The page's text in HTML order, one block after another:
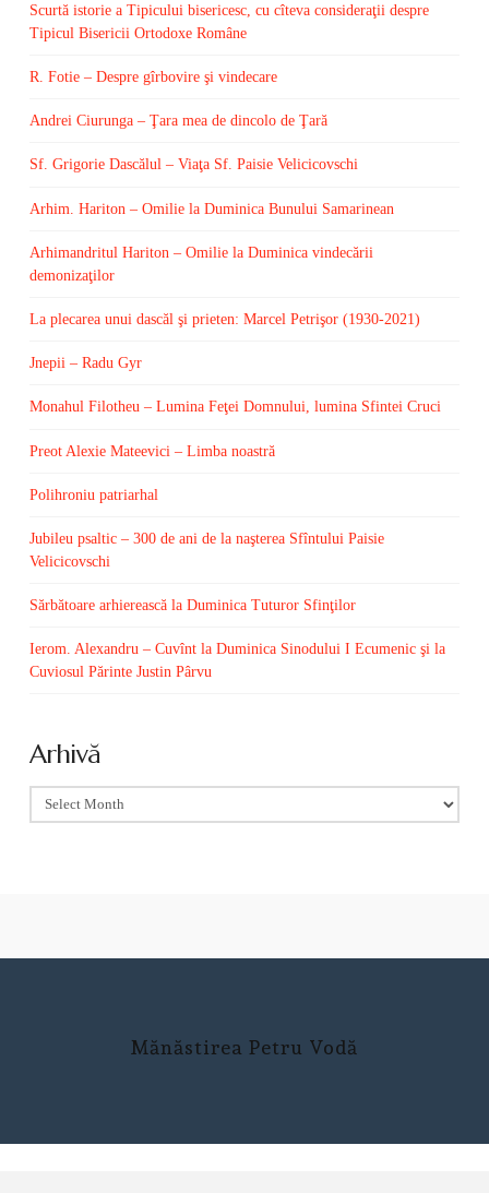
Scurtă istorie a Tipicului bisericesc, cu cîteva consideraţii despre
Tipicul Bisericii Ortodoxe Române
R. Fotie – Despre gîrbovire şi vindecare
Andrei Ciurunga – Ţara mea de dincolo de Ţară
Sf. Grigorie Dascălul – Viaţa Sf. Paisie Velicicovschi
Arhim. Hariton – Omilie la Duminica Bunului Samarinean
Arhimandritul Hariton – Omilie la Duminica vindecării
demonizaţilor
La plecarea unui dascăl şi prieten: Marcel Petrişor (1930-2021)
Jnepii – Radu Gyr
Monahul Filotheu – Lumina Feţei Domnului, lumina Sfintei Cruci
Preot Alexie Mateevici – Limba noastră
Polihroniu patriarhal
Jubileu psaltic – 300 de ani de la naşterea Sfîntului Paisie
Velicicovschi
Sărbătoare arhierească la Duminica Tuturor Sfinţilor
Ierom. Alexandru – Cuvînt la Duminica Sinodului I Ecumenic şi la
Cuviosul Părinte Justin Pârvu
Arhivă
Arhivă
Mănăstirea Petru Vodă